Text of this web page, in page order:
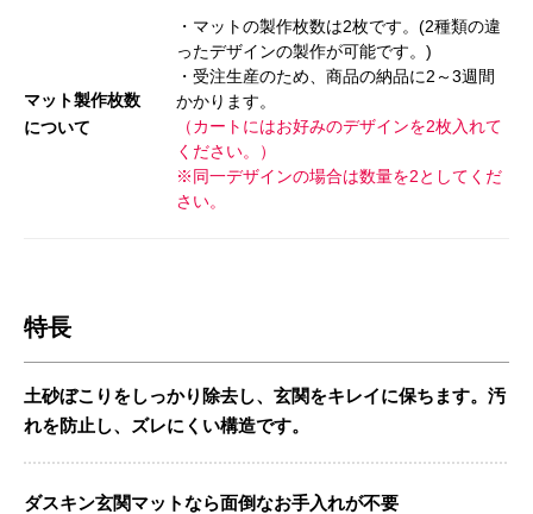
マット製作枚数
について
・マットの製作枚数は2枚です。(2種類の違
ったデザインの製作が可能です。)
・受注生産のため、商品の納品に2～3週間
かかります。
（カートにはお好みのデザインを2枚入れて
ください。）
※同一デザインの場合は数量を2としてくだ
さい。
特長
土砂ぼこりをしっかり除去し、玄関をキレイに保ちます。汚
れを防止し、ズレにくい構造です。
ダスキン玄関マットなら面倒なお手入れが不要